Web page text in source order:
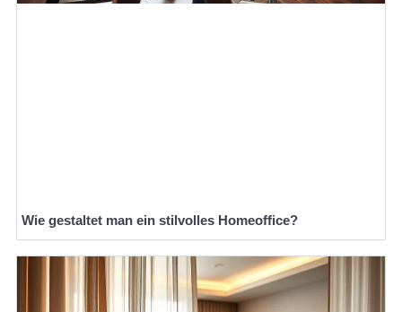
Wie gestaltet man ein stilvolles Homeoffice?